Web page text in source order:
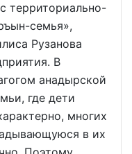
территориально-
семья»,
Рузанова
В
анадырской
где дети
многих
в их